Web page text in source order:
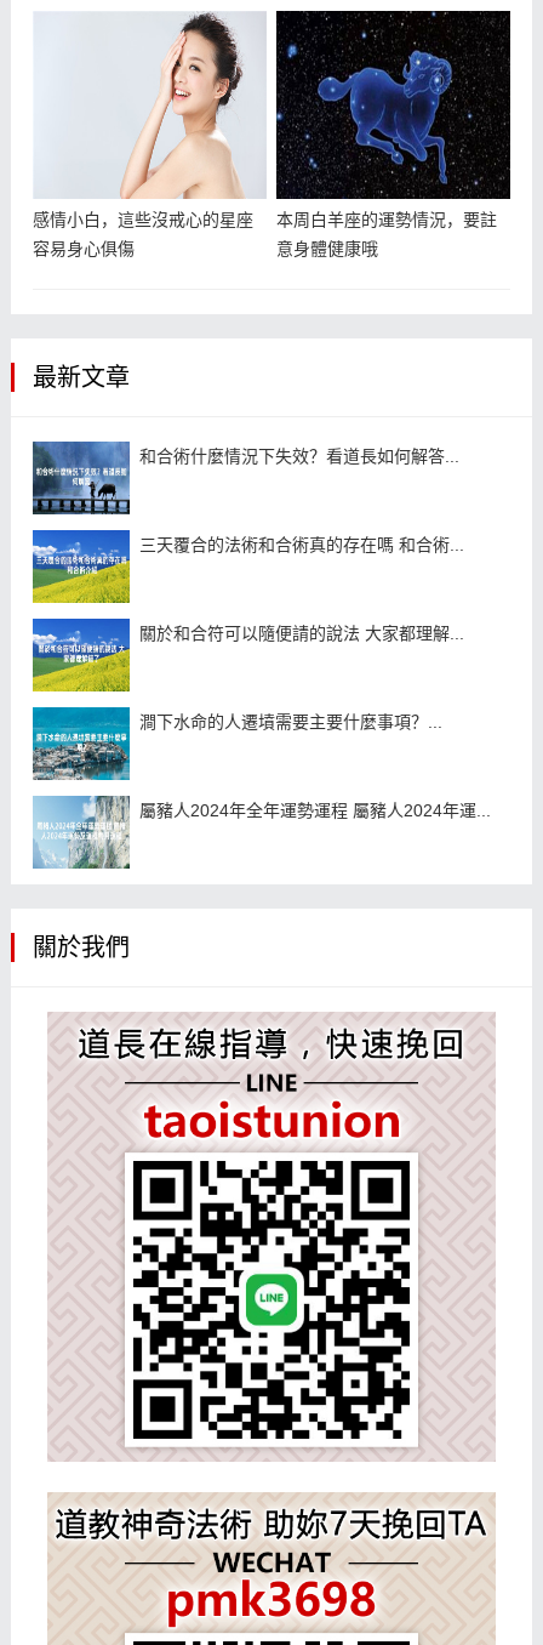
感情小白，這些沒戒心的星座
容易身心俱傷
本周白羊座的運勢情況，要註
意身體健康哦
最新文章
和合術什麼情況下失效？看道長如何解答...
三天覆合的法術和合術真的存在嗎 和合術...
關於和合符可以隨便請的說法 大家都理解...
澗下水命的人遷墳需要主要什麼事項？...
屬豬人2024年全年運勢運程 屬豬人2024年運...
關於我們